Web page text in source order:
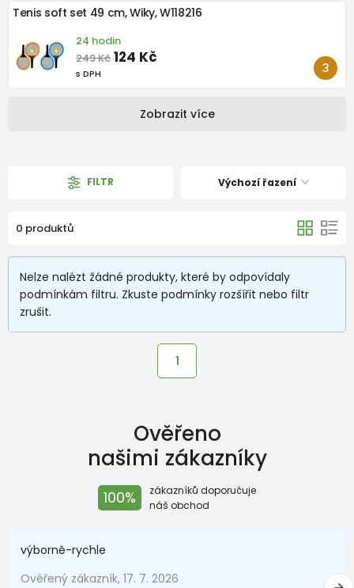
Tenis soft set 49 cm, Wiky, W118216
24 hodin
249 Kč 124 Kč
s DPH
Zobrazit více
FILTR Výchozí řazení
0 produktů
Nelze nalézt žádné produkty, které by odpovídaly
podmínkám filtru. Zkuste podmínky rozšířit nebo filtr
zrušit.
1
Ověřeno
našimi zákazníky
100%
zákazníků doporučuje
náš obchod
výborně-rychle
Ověřený zákazník, 17. 7. 2026